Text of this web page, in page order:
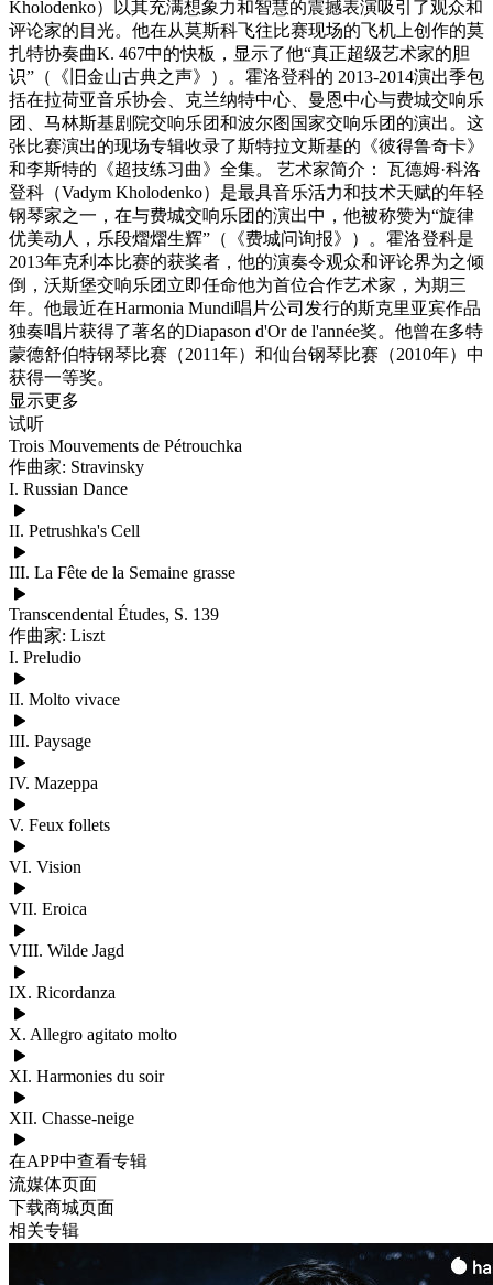
Kholodenko）以其充满想象力和智慧的震撼表演吸引了观众和
评论家的目光。他在从莫斯科飞往比赛现场的飞机上创作的莫
扎特协奏曲K. 467中的快板，显示了他“真正超级艺术家的胆
识”（《旧金山古典之声》）。霍洛登科的 2013-2014演出季包
括在拉荷亚音乐协会、克兰纳特中心、曼恩中心与费城交响乐
团、马林斯基剧院交响乐团和波尔图国家交响乐团的演出。这
张比赛演出的现场专辑收录了斯特拉文斯基的《彼得鲁奇卡》
和李斯特的《超技练习曲》全集。 艺术家简介： 瓦德姆·科洛
登科（Vadym Kholodenko）是最具音乐活力和技术天赋的年轻
钢琴家之一，在与费城交响乐团的演出中，他被称赞为“旋律
优美动人，乐段熠熠生辉”（《费城问询报》）。霍洛登科是
2013年克利本比赛的获奖者，他的演奏令观众和评论界为之倾
倒，沃斯堡交响乐团立即任命他为首位合作艺术家，为期三
年。他最近在Harmonia Mundi唱片公司发行的斯克里亚宾作品
独奏唱片获得了著名的Diapason d'Or de l'année奖。他曾在多特
蒙德舒伯特钢琴比赛（2011年）和仙台钢琴比赛（2010年）中
获得一等奖。
显示更多
试听
Trois Mouvements de Pétrouchka
作曲家: Stravinsky
I. Russian Dance
II. Petrushka's Cell
III. La Fête de la Semaine grasse
Transcendental Études, S. 139
作曲家: Liszt
I. Preludio
II. Molto vivace
III. Paysage
IV. Mazeppa
V. Feux follets
VI. Vision
VII. Eroica
VIII. Wilde Jagd
IX. Ricordanza
X. Allegro agitato molto
XI. Harmonies du soir
XII. Chasse-neige
在APP中查看专辑
流媒体页面
下载商城页面
相关专辑